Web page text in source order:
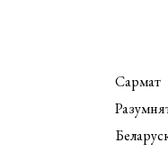
Сармат